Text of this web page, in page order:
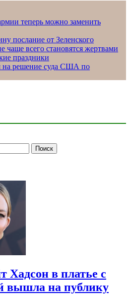
теперь можно заменить
послание от Зеленского
чаще всего становятся жертвами
праздники
на решение суда США по
Хадсон в платье с
вышла на публику